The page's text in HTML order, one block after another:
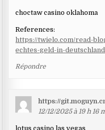
choctaw casino oklahoma
References:
https://twielo.com/read-
echtes-geld-in-
Répondre
https://
12/12/2025 à 19 h 16
lotus casino las vegas